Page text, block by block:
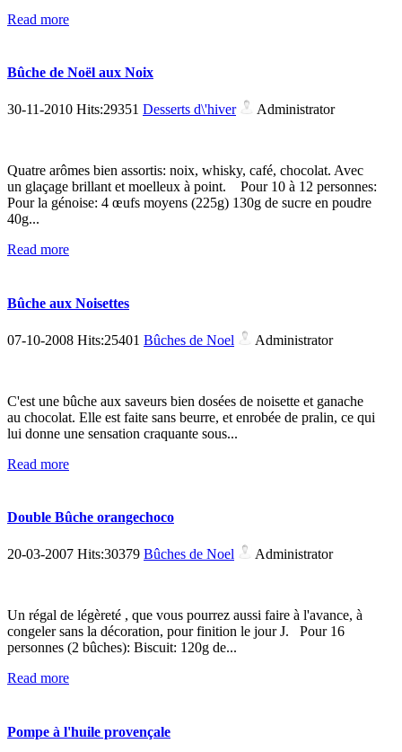
Read more
Bûche de Noël aux Noix
30-11-2010 Hits:29351 Desserts d\'hiver Administrator
Quatre arômes bien assortis: noix, whisky, café, chocolat. Avec
un glaçage brillant et moelleux à point. Pour 10 à 12 personnes:
Pour la génoise: 4 œufs moyens (225g) 130g de sucre en poudre
40g...
Read more
Bûche aux Noisettes
07-10-2008 Hits:25401 Bûches de Noel Administrator
C'est une bûche aux saveurs bien dosées de noisette et ganache
au chocolat. Elle est faite sans beurre, et enrobée de pralin, ce qui
lui donne une sensation craquante sous...
Read more
Double Bûche orangechoco
20-03-2007 Hits:30379 Bûches de Noel Administrator
Un régal de légèreté , que vous pourrez aussi faire à l'avance, à
congeler sans la décoration, pour finition le jour J. Pour 16
personnes (2 bûches): Biscuit: 120g de...
Read more
Pompe à l'huile provençale